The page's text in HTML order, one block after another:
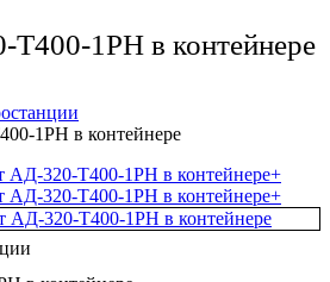
Т400-1РН в контейнере
1РН в контейнере
+
+